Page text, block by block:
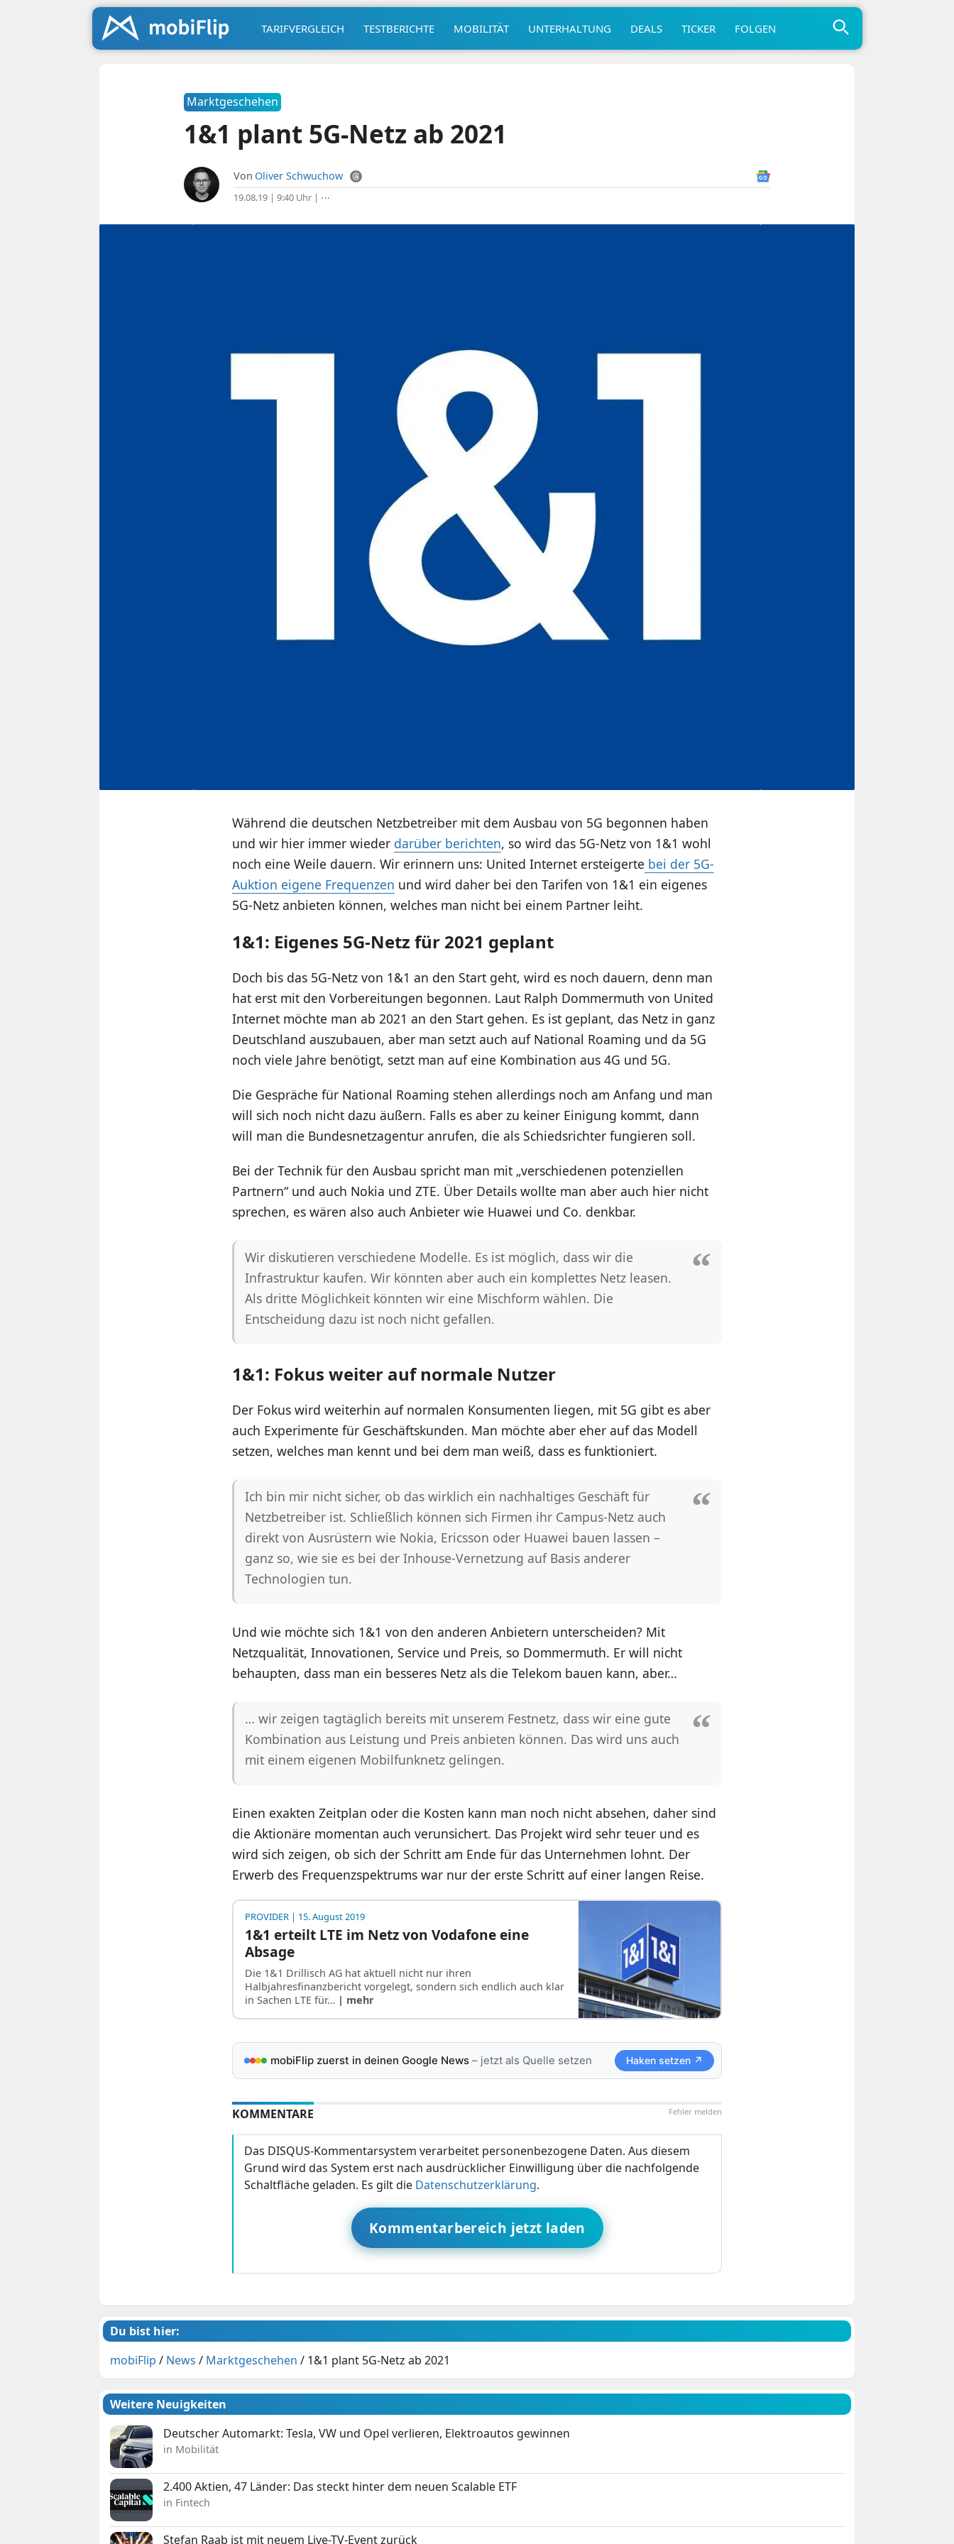
TARIFVERGLEICH TESTBERICHTE MOBILITÄT UNTERHALTUNG DEALS TICKER FOLGEN
Marktgeschehen
1&1 plant 5G-Netz ab 2021
Von Oliver Schwuchow
19.08.19 | 9:40 Uhr| ⋯
Während die deutschen Netzbetreiber mit dem Ausbau von 5G begonnen haben
und wir hier immer wieder darüber berichten, so wird das 5G-Netz von 1&1 wohl
noch eine Weile dauern. Wir erinnern uns: United Internet ersteigerte bei der 5G-
Auktion eigene Frequenzen und wird daher bei den Tarifen von 1&1 ein eigenes
5G-Netz anbieten können, welches man nicht bei einem Partner leiht.
1&1: Eigenes 5G-Netz für 2021 geplant
Doch bis das 5G-Netz von 1&1 an den Start geht, wird es noch dauern, denn man
hat erst mit den Vorbereitungen begonnen. Laut Ralph Dommermuth von United
Internet möchte man ab 2021 an den Start gehen. Es ist geplant, das Netz in ganz
Deutschland auszubauen, aber man setzt auch auf National Roaming und da 5G
noch viele Jahre benötigt, setzt man auf eine Kombination aus 4G und 5G.
Die Gespräche für National Roaming stehen allerdings noch am Anfang und man
will sich noch nicht dazu äußern. Falls es aber zu keiner Einigung kommt, dann
will man die Bundesnetzagentur anrufen, die als Schiedsrichter fungieren soll.
Bei der Technik für den Ausbau spricht man mit „verschiedenen potenziellen
Partnern“ und auch Nokia und ZTE. Über Details wollte man aber auch hier nicht
sprechen, es wären also auch Anbieter wie Huawei und Co. denkbar.
Wir diskutieren verschiedene Modelle. Es ist möglich, dass wir die
Infrastruktur kaufen. Wir könnten aber auch ein komplettes Netz leasen.
Als dritte Möglichkeit könnten wir eine Mischform wählen. Die
Entscheidung dazu ist noch nicht gefallen.
1&1: Fokus weiter auf normale Nutzer
Der Fokus wird weiterhin auf normalen Konsumenten liegen, mit 5G gibt es aber
auch Experimente für Geschäftskunden. Man möchte aber eher auf das Modell
setzen, welches man kennt und bei dem man weiß, dass es funktioniert.
Ich bin mir nicht sicher, ob das wirklich ein nachhaltiges Geschäft für
Netzbetreiber ist. Schließlich können sich Firmen ihr Campus-Netz auch
direkt von Ausrüstern wie Nokia, Ericsson oder Huawei bauen lassen –
ganz so, wie sie es bei der Inhouse-Vernetzung auf Basis anderer
Technologien tun.
Und wie möchte sich 1&1 von den anderen Anbietern unterscheiden? Mit
Netzqualität, Innovationen, Service und Preis, so Dommermuth. Er will nicht
behaupten, dass man ein besseres Netz als die Telekom bauen kann, aber…
… wir zeigen tagtäglich bereits mit unserem Festnetz, dass wir eine gute
Kombination aus Leistung und Preis anbieten können. Das wird uns auch
mit einem eigenen Mobilfunknetz gelingen.
Einen exakten Zeitplan oder die Kosten kann man noch nicht absehen, daher sind
die Aktionäre momentan auch verunsichert. Das Projekt wird sehr teuer und es
wird sich zeigen, ob sich der Schritt am Ende für das Unternehmen lohnt. Der
Erwerb des Frequenzspektrums war nur der erste Schritt auf einer langen Reise.
PROVIDER| 15. August 2019
1&1 erteilt LTE im Netz von Voda­fone eine
Absage
Die 1&1 Drillisch AG hat aktuell nicht nur ihren
Halbjahresfinanzbericht vorgelegt, sondern sich endlich auch klar
in Sachen LTE für… | mehr
mobiFlip zuerst in deinen Google News– jetzt als Quelle setzen Haken setzen ↗
Fehler melden
KOMMENTARE
Das DISQUS-Kommentarsystem verarbeitet personenbezogene Daten. Aus diesem
Grund wird das System erst nach ausdrücklicher Einwilligung über die nachfolgende
Schaltfläche geladen. Es gilt die Datenschutzerklärung.
Kommentarbereich jetzt laden
Du bist hier:
mobiFlip / News / Marktgeschehen / 1&1 plant 5G-Netz ab 2021
Weitere Neuigkeiten
Deutscher Automarkt: Tesla, VW und Opel verlieren, Elektroautos gewinnen
in Mobilität
2.400 Aktien, 47 Länder: Das steckt hinter dem neuen Scalable ETF
in Fintech
Stefan Raab ist mit neuem Live-TV-Event zurück